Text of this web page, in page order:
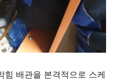
힘 배관을 본격적으로 스케